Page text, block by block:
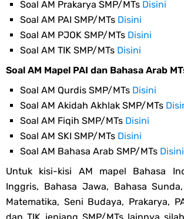
Soal AM Prakarya SMP/MTs Disini
Soal AM PAI SMP/MTs Disini
Soal AM PJOK SMP/MTs Disini
Soal AM TIK SMP/MTs Disini
Soal AM Mapel PAI dan Bahasa Arab
Soal AM Qurdis SMP/MTs Disini
Soal AM Akidah Akhlak SMP/MTs
Soal AM Fiqih SMP/MTs Disini
Soal AM SKI SMP/MTs Disini
Soal AM Bahasa Arab SMP/MTs Disini
Untuk kisi-kisi AM mapel Bahasa
Inggris, Bahasa Jawa, Bahasa
Matematika, Seni Budaya, Prakarya,